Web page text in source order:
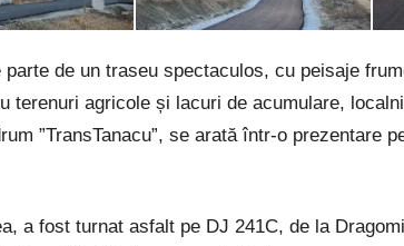
parte de un traseu spectaculos, cu peisaje
terenuri agricole și lacuri de acumulare,
”TransTanacu”, se arată într-o prezentare
a fost turnat asfalt pe DJ 241C, de la